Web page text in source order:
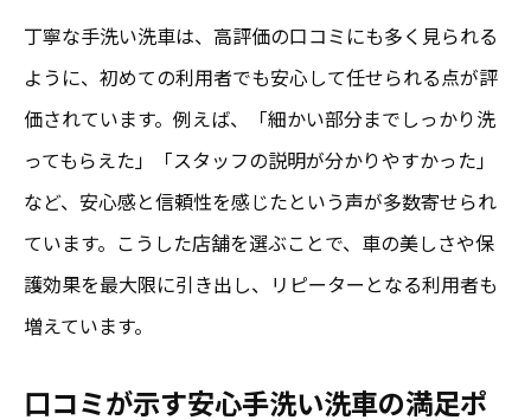
丁寧な手洗い洗車は、高評価の口コミにも多く見られる
ように、初めての利用者でも安心して任せられる点が評
価されています。例えば、「細かい部分までしっかり洗
ってもらえた」「スタッフの説明が分かりやすかった」
など、安心感と信頼性を感じたという声が多数寄せられ
ています。こうした店舗を選ぶことで、車の美しさや保
護効果を最大限に引き出し、リピーターとなる利用者も
増えています。
口コミが示す安心手洗い洗車の満足ポ